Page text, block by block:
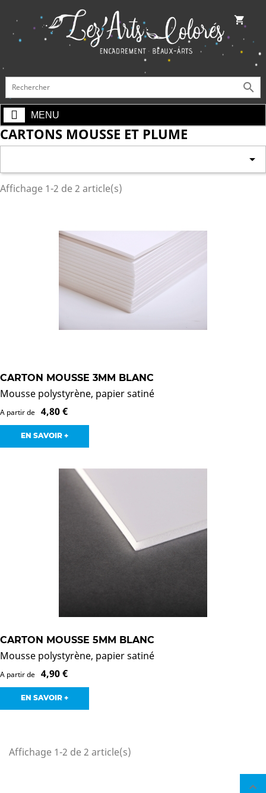
shopping_cart

MENU
CARTONS MOUSSE ET PLUME

Affichage 1-2 de 2 article(s)
CARTON MOUSSE 3MM BLANC
Mousse polystyrène, papier satiné
A partir de 4,80 €
EN SAVOIR +
CARTON MOUSSE 5MM BLANC
Mousse polystyrène, papier satiné
A partir de 4,90 €
EN SAVOIR +
Affichage 1-2 de 2 article(s)
